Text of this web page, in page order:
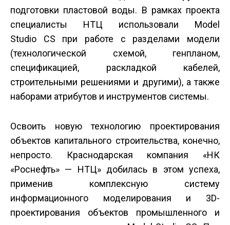
подготовки пластовой воды. В рамках проекта
специалисты НТЦ использовали Model
Studio CS при работе с разделами модели
(технологической схемой, генпланом,
спецификацией, раскладкой кабелей,
строительными решениями и другими), а также
наборами атрибутов и инструментов системы.
Освоить новую технологию проектирования
объектов капитального строительства, конечно,
непросто. Краснодарская компания «НК
«Роснефть» — НТЦ» добилась в этом успеха,
применив комплексную систему
информационного моделирования и 3D-
проектирования объектов промышленного и